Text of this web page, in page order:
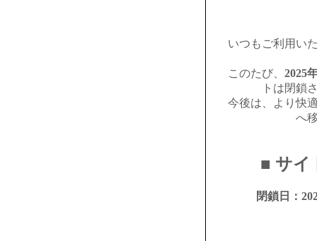
いつもご利用い
このたび、 2025
トは閉鎖
今後は、より快
へ
■ サイ
閉鎖日：